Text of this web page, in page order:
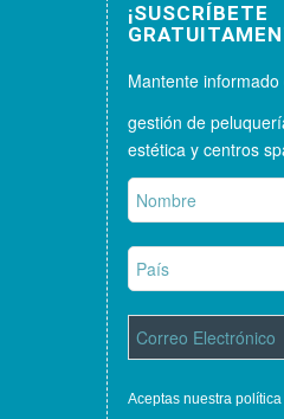
¡SUSCRÍBETE
Mantente
gestión de
estética y centros
Aceptas nuestra